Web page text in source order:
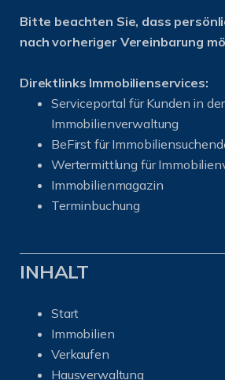
Bitte beachten Sie, dass
nach vorheriger Vereinbarung
Direktlinks Immobilienservices:
Serviceportal für Kunden in der
Immobilienverwaltung
BeFirst für
Wertermittlung für
Immobilienmagazin
Terminbuchung
INHALT
Start
Immobilien
Verkaufen
Hausverwaltung